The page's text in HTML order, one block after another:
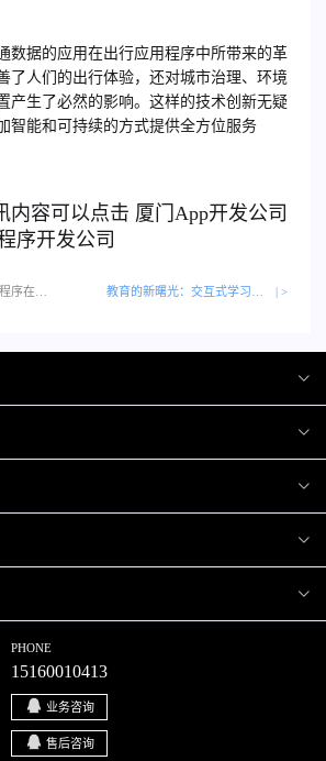
数据的应用在出行应用程序中所带来的革
了人们的出行体验，还对城市治理、环境
产生了必然的影响。这样的技术创新无疑
智能和可持续的方式提供全方位服务
内容可以点击 厦门 App开发公司
序开发公司
| >
案
PHONE
15160010413
业务咨询
售后咨询